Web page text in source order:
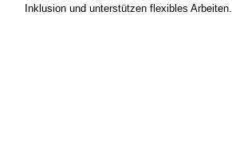
Inklusion und unterstützen flexibles Arbeiten.